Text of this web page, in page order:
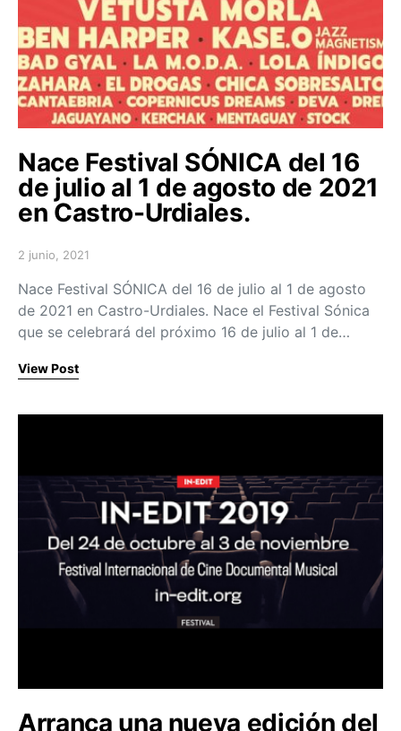
Nace Festival SÓNICA del 16
de julio al 1 de agosto de 2021
en Castro-Urdiales.
Posted on
2 junio, 2021
Nace Festival SÓNICA del 16 de julio al 1 de agosto
de 2021 en Castro-Urdiales. Nace el Festival Sónica
que se celebrará del próximo 16 de julio al 1 de…
View Post
Arranca una nueva edición del